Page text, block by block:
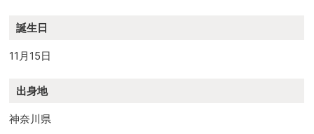
誕生日
11月15日
出身地
神奈川県